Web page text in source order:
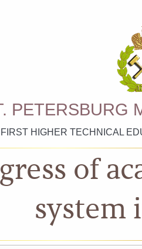
PETERSBURG
HIGHER TECHNICAL
of
system